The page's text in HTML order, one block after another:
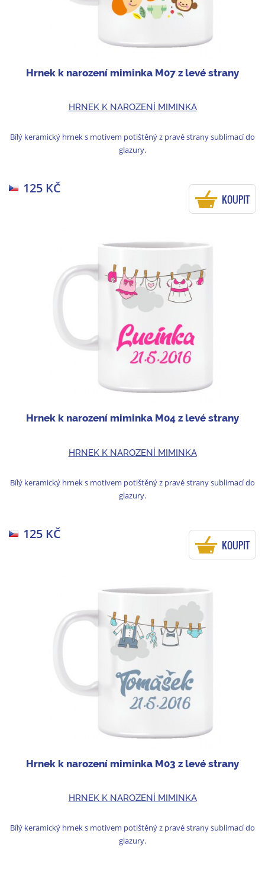
Hrnek k narození miminka M07 z levé strany
HRNEK K NAROZENÍ MIMINKA
Bílý keramický hrnek s motivem potištěný z pravé strany sublimací do
glazury.
125 KČ
KOUPIT
Hrnek k narození miminka M04 z levé strany
HRNEK K NAROZENÍ MIMINKA
Bílý keramický hrnek s motivem potištěný z pravé strany sublimací do
glazury.
125 KČ
KOUPIT
Hrnek k narození miminka M03 z levé strany
HRNEK K NAROZENÍ MIMINKA
Bílý keramický hrnek s motivem potištěný z pravé strany sublimací do
glazury.